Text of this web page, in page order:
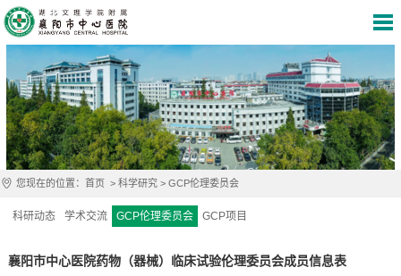
您现在的位置： 首页 > 科学研究 > GCP伦理委员会
科研动态 学术交流 GCP伦理委员会 GCP项目
襄阳市中心医院药物（器械）临床试验伦理委员会成员信息表